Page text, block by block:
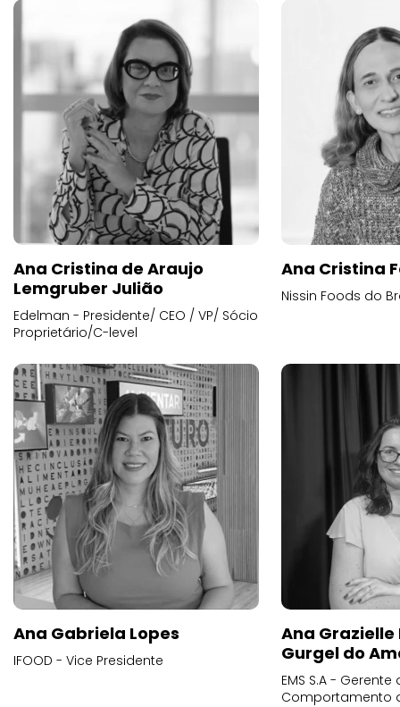
Ana Cristina de Araujo
Lemgruber Julião
Edelman - Presidente/ CEO / VP/ Sócio
Proprietário/C-level
Ana Cristina
Nissin Foods do
Ana Gabriela Lopes
IFOOD - Vice Presidente
Ana
Gurgel do
EMS S.A -
Comportamento